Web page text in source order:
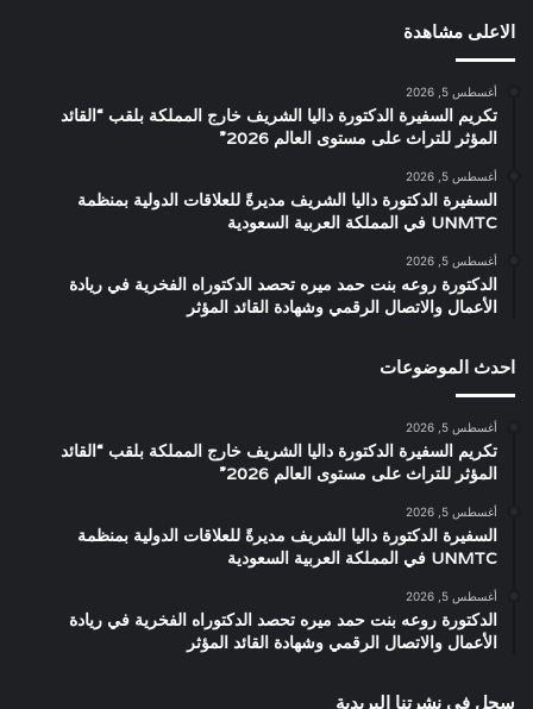
الاعلى مشاهدة
أغسطس 5, 2026
تكريم السفيرة الدكتورة داليا الشريف خارج المملكة بلقب “القائد
المؤثر للتراث على مستوى العالم 2026”
أغسطس 5, 2026
السفيرة الدكتورة داليا الشريف مديرةً للعلاقات الدولية بمنظمة
UNMTC في المملكة العربية السعودية
أغسطس 5, 2026
الدكتورة روعه بنت حمد ميره تحصد الدكتوراه الفخرية في ريادة
الأعمال والاتصال الرقمي وشهادة القائد المؤثر
احدث الموضوعات
أغسطس 5, 2026
تكريم السفيرة الدكتورة داليا الشريف خارج المملكة بلقب “القائد
المؤثر للتراث على مستوى العالم 2026”
أغسطس 5, 2026
السفيرة الدكتورة داليا الشريف مديرةً للعلاقات الدولية بمنظمة
UNMTC في المملكة العربية السعودية
أغسطس 5, 2026
الدكتورة روعه بنت حمد ميره تحصد الدكتوراه الفخرية في ريادة
الأعمال والاتصال الرقمي وشهادة القائد المؤثر
سجل في نشرتنا البريدية